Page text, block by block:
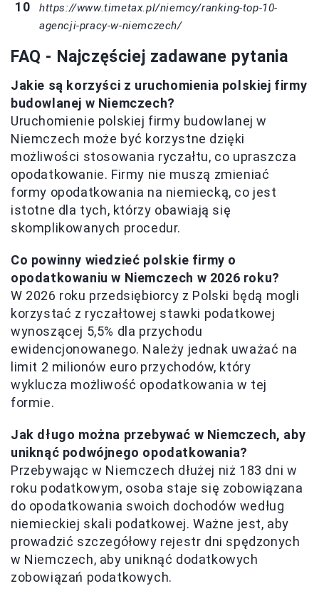
https://www.timetax.pl/niemcy/ranking-top-10-
agencji-pracy-w-niemczech/
FAQ - Najczęściej zadawane pytania
Jakie są korzyści z uruchomienia polskiej firmy
budowlanej w Niemczech?
Uruchomienie polskiej firmy budowlanej w
Niemczech może być korzystne dzięki
możliwości stosowania ryczałtu, co upraszcza
opodatkowanie. Firmy nie muszą zmieniać
formy opodatkowania na niemiecką, co jest
istotne dla tych, którzy obawiają się
skomplikowanych procedur.
Co powinny wiedzieć polskie firmy o
opodatkowaniu w Niemczech w 2026 roku?
W 2026 roku przedsiębiorcy z Polski będą mogli
korzystać z ryczałtowej stawki podatkowej
wynoszącej 5,5% dla przychodu
ewidencjonowanego. Należy jednak uważać na
limit 2 milionów euro przychodów, który
wyklucza możliwość opodatkowania w tej
formie.
Jak długo można przebywać w Niemczech, aby
uniknąć podwójnego opodatkowania?
Przebywając w Niemczech dłużej niż 183 dni w
roku podatkowym, osoba staje się zobowiązana
do opodatkowania swoich dochodów według
niemieckiej skali podatkowej. Ważne jest, aby
prowadzić szczegółowy rejestr dni spędzonych
w Niemczech, aby uniknąć dodatkowych
zobowiązań podatkowych.